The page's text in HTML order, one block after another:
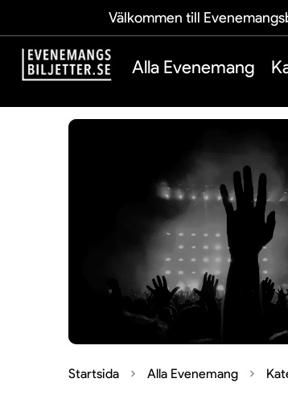
Välkommen till
Alla Evenemang
Startsida Alla Evenemang